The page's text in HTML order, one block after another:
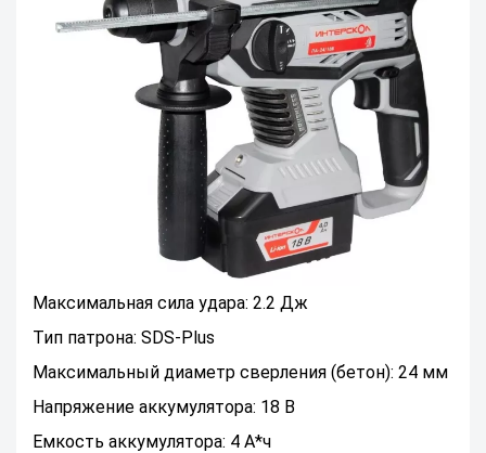
Максимальная сила удара: 2.2 Дж
Тип патрона: SDS-Plus
Максимальный диаметр сверления (бетон): 24 мм
Напряжение аккумулятора: 18 В
Емкость аккумулятора: 4 А*ч